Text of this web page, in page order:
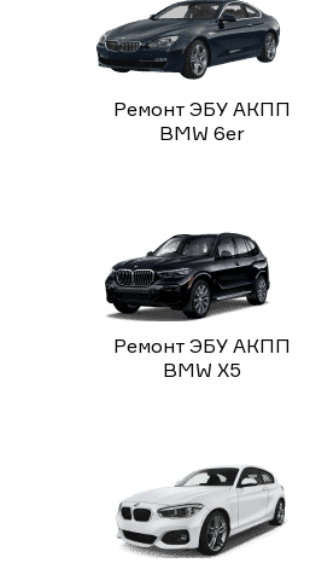
Ремонт ЭБУ АКПП
BMW 6er
Ремонт ЭБУ АКПП
BMW X5